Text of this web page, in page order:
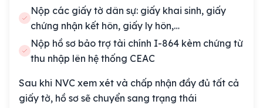
Nộp các giấy tờ dân sự: giấy khai sinh, giấy
chứng nhận kết hôn, giấy ly hôn,…
Nộp hồ sơ bảo trợ tài chính I-864 kèm chứng từ
thu nhập lên hệ thống CEAC
Sau khi NVC xem xét và chấp nhận đầy đủ tất cả
giấy tờ, hồ sơ sẽ chuyển sang trạng thái